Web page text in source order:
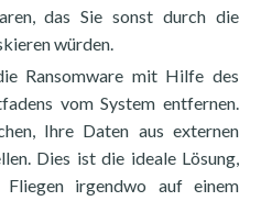
das Sie sonst durch die
würden.
Ransomware mit Hilfe des
vom System entfernen.
Ihre Daten aus externen
Dies ist die ideale Lösung,
irgendwo auf einem